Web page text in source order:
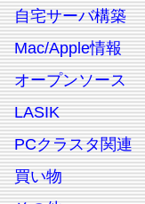
自宅サーバ構築
Mac/Apple情報
オープンソース
LASIK
PCクラスタ関連
買い物